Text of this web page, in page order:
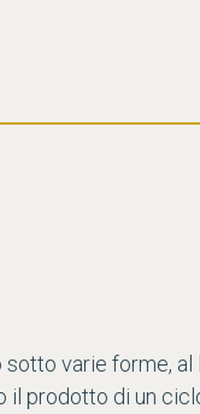
varie forme,
prodotto di un